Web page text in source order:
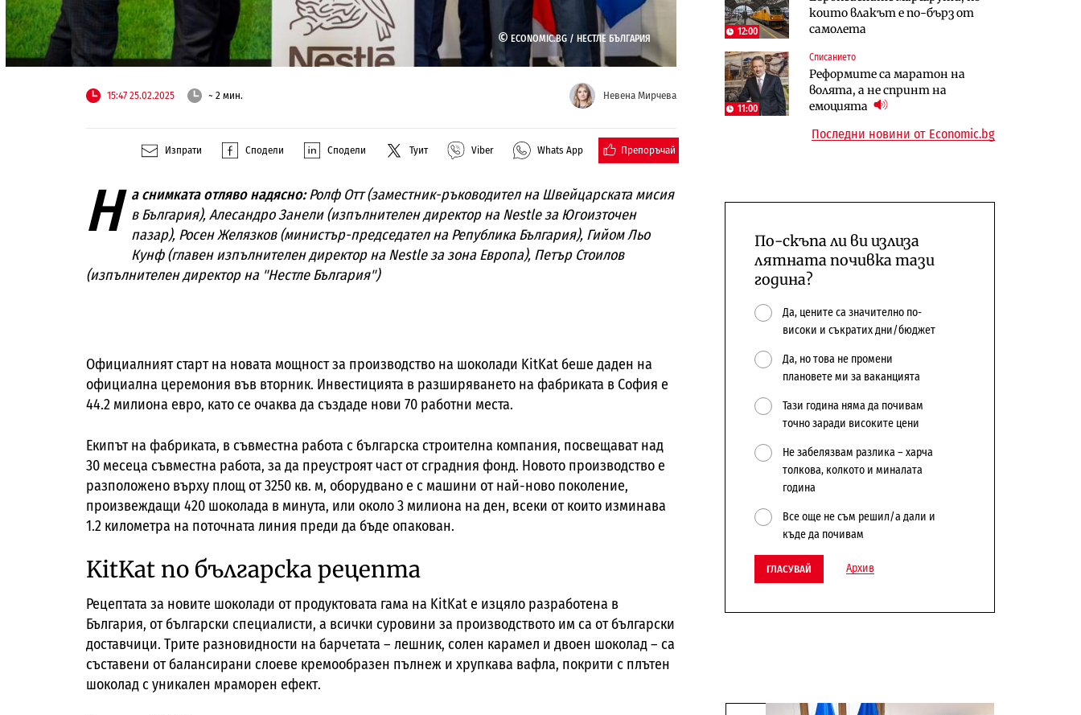
© ECONOMIC.BG / НЕСТЛЕ БЪЛГАРИЯ
15:47 25.02.2025 ~ 2 мин. Невена Мирчева
Изпрати Сподели Сподели Туит Viber Whats App Препоръчай
Н а снимката отляво надясно:Ролф Отт (заместник-ръководител на Швейцарската мисия
в България), Алесандро Занели (изпълнителен директор на Nestle за Югоизточен
пазар), Росен Желязков (министър-председател на Република България), Гийом Льо
Кунф (главен изпълнителен директор на Nestle за зона Европа), Петър Стоилов
(изпълнителен директор на "Нестле България")
Официалният старт на новата мощност за производство на шоколади KitKat беше даден на
официална церемония във вторник. Инвестицията в разширяването на фабриката в София е
44.2 милиона евро, като се очаква да създаде нови 70 работни места.
Екипът на фабриката, в съвместна работа с българска строителна компания, посвещават над
30 месеца съвместна работа, за да преустроят част от сградния фонд. Новото производство е
разположено върху площ от 3250 кв. м, оборудвано е с машини от най-ново поколение,
произвеждащи 420 шоколада в минута, или около 3 милиона на ден, всеки от които изминава
1.2 километра на поточната линия преди да бъде опакован.
KitKat по българска рецепта
Рецептата за новите шоколади от продуктовата гама на KitKat е изцяло разработена в
България, от български специалисти, а всички суровини за производството им са от български
доставчици. Трите разновидности на барчетата – лешник, солен карамел и двоен шоколад – са
съставени от балансирани слоеве кремообразен пълнеж и хрупкава вафла, покрити с плътен
шоколад с уникален мраморен ефект.
12:00
които влакът е по-бърз от
самолета
11:00
Списанието
Реформите са маратон на
волята, а не спринт на
емоцията
сушата продължи
Държавният ТЕЦ „Марица
изток 2“ работи с 5 блока
предстои?
„Ендуросат“ ще строи огромен
космически и отбранителен
център в Доброславци
Последни новини от Economic.bg
По-скъпа ли ви излиза
лятната почивка тази
година?
Да, цените са значително по-
високи и съкратих дни/бюджет
Да, но това не промени
плановете ми за ваканцията
Тази година няма да почивам
точно заради високите цени
Не забелязвам разлика – харча
толкова, колкото и миналата
година
Все още не съм решил/а дали и
къде да почивам
ГЛАСУВАЙ Архив